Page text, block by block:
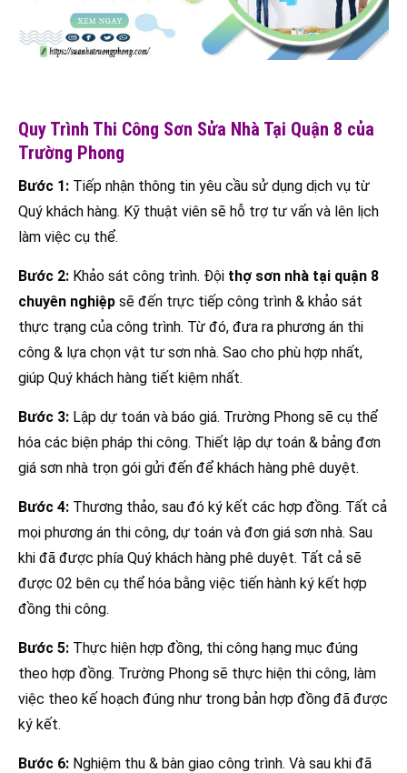
Quy Trình Thi Công Sơn Sửa Nhà Tại Quận 8 của
Trường Phong
Bước 1: Tiếp nhận thông tin yêu cầu sử dụng dịch vụ từ
Quý khách hàng. Kỹ thuật viên sẽ hỗ trợ tư vấn và lên lịch
làm việc cụ thể.
Bước 2: Khảo sát công trình. Đội thợ sơn nhà tại quận 8
chuyên nghiệp sẽ đến trực tiếp công trình & khảo sát
thực trạng của công trình. Từ đó, đưa ra phương án thi
công & lựa chọn vật tư sơn nhà. Sao cho phù hợp nhất,
giúp Quý khách hàng tiết kiệm nhất.
Bước 3: Lập dự toán và báo giá. Trường Phong sẽ cụ thể
hóa các biện pháp thi công. Thiết lập dự toán & bảng đơn
giá sơn nhà trọn gói gửi đến để khách hàng phê duyệt.
Bước 4: Thương thảo, sau đó ký kết các hợp đồng. Tất cả
mọi phương án thi công, dự toán và đơn giá sơn nhà. Sau
khi đã được phía Quý khách hàng phê duyệt. Tất cả sẽ
được 02 bên cụ thể hóa bằng việc tiến hành ký kết hợp
đồng thi công.
Bước 5: Thực hiện hợp đồng, thi công hạng mục đúng
theo hợp đồng. Trường Phong sẽ thực hiện thi công, làm
việc theo kế hoạch đúng như trong bản hợp đồng đã được
ký kết.
Bước 6: Nghiệm thu & bàn giao công trình. Và sau khi đã